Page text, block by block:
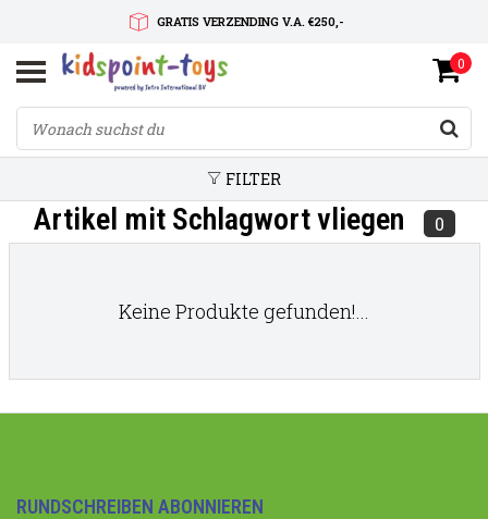
GRATIS VERZENDING V.A. €250,-
SNELLE LEVERTIJD
SERVICE OP MAAT
0
FILTER
Artikel mit Schlagwort vliegen 0
Keine Produkte gefunden!...
RUNDSCHREIBEN ABONNIEREN